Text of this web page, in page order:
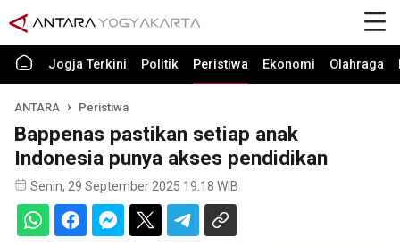
Jogja Terkini Politik Peristiwa Ekonomi Olahraga
ANTARA Peristiwa
Bappenas pastikan setiap anak
Indonesia punya akses pendidikan
Senin, 29 September 2025 19:18 WIB